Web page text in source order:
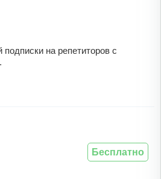
на репетиторов с
Бесплатно